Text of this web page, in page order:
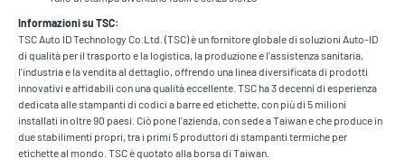
Informazioni su TSC:
TSC Auto ID Technology Co.Ltd. (TSC) è un fornitore globale di soluzioni Auto-ID
di qualità per il trasporto e la logistica, la produzione e l'assistenza sanitaria,
l'industria e la vendita al dettaglio, offrendo una linea diversificata di prodotti
innovativi e affidabili con una qualità eccellente. TSC ha 3 decenni di esperienza
dedicata alle stampanti di codici a barre ed etichette, con più di 5 milioni
installati in oltre 90 paesi. Ciò pone l'azienda, con sede a Taiwan e che produce in
due stabilimenti propri, tra i primi 5 produttori di stampanti termiche per
etichette al mondo. TSC è quotato alla borsa di Taiwan.